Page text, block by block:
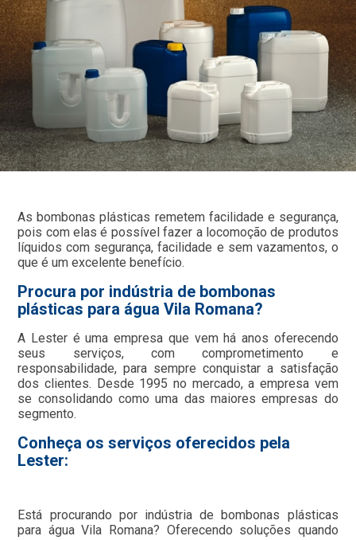
As bombonas plásticas remetem facilidade e segurança,
pois com elas é possível fazer a locomoção de produtos
líquidos com segurança, facilidade e sem vazamentos, o
que é um excelente benefício.
Procura por indústria de bombonas
plásticas para água Vila Romana?
A Lester é uma empresa que vem há anos oferecendo
seus serviços, com comprometimento e
responsabilidade, para sempre conquistar a satisfação
dos clientes. Desde 1995 no mercado, a empresa vem
se consolidando como uma das maiores empresas do
segmento.
Conheça os serviços oferecidos pela
Lester:
Está procurando por indústria de bombonas plásticas
para água Vila Romana? Oferecendo soluções quando